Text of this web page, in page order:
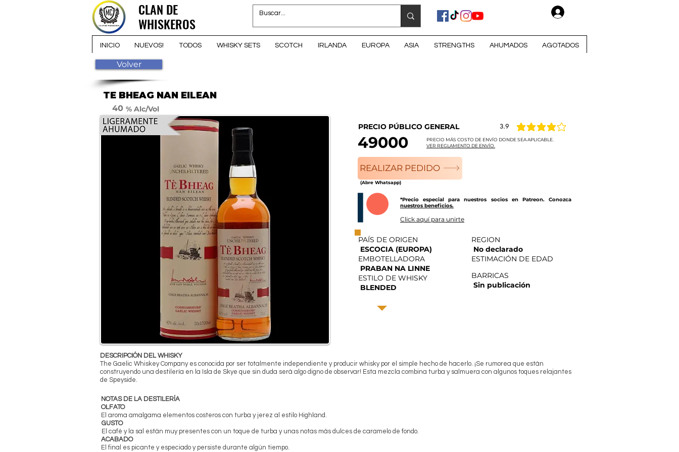
CLAN DE
WHISKEROS
CLAN DE
WHISKEROS
INICIO NUEVOS! TODOS WHISKY SETS SCOTCH IRLANDA EUROPA ASIA STRENGTHS AHUMADOS AGOTADOS
Volver
TE BHEAG NAN EILEAN
40 % Alc/Vol
PRECIO PÚBLICO GENERAL
3.9 la calificación promedio es 3.9 de 5
49000
PRECIO MÁS COSTO DE ENVÍO DONDE SEA APLICABLE.
VER REGLAMENTO DE ENVÍO.
REALIZAR PEDIDO
(Abre Whatsapp)
*Precio especial para nuestros socios en Patreon. Conozca
nuestros beneficios.
Click aquí para unirte
PAÍS DE ORIGEN
ESCOCIA (EUROPA)
EMBOTELLADORA
PRABAN NA LINNE
ESTILO DE WHISKY
BLENDED
REGION
No declarado
ESTIMACIÓN DE EDAD
BARRICAS
Sin publicación
DESCRIPCIÓN DEL WHISKY
The Gaelic Whiskey Company es conocida por ser totalmente independiente y producir whisky por el simple hecho de hacerlo. ¡Se rumorea que están
construyendo una destilería en la Isla de Skye que sin duda será algo digno de observar! Esta mezcla combina turba y salmuera con algunos toques relajantes
de Speyside.
NOTAS DE LA DESTILERÍA
OLFATO
El aroma amalgama elementos costeros con turba y jerez al estilo Highland.
GUSTO
El café y la sal están muy presentes con un toque de turba y unas notas más dulces de caramelo de fondo.
ACABADO
El final es picante y especiado y persiste durante algún tiempo.